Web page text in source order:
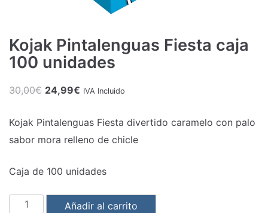
Kojak Pintalenguas Fiesta caja
100 unidades
30,00€ El
original
era:
24,99€ El
actual
es:
IVA Incluido
Kojak Pintalenguas Fiesta divertido caramelo con palo
sabor mora relleno de chicle
Caja de 100 unidades
Kojak
Añadir al carrito